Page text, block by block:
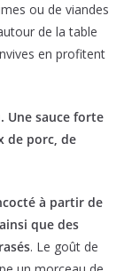
ou de viandes
de la table
en profitent
Une sauce forte
de porc, de
à partir de
que des
. Le goût de